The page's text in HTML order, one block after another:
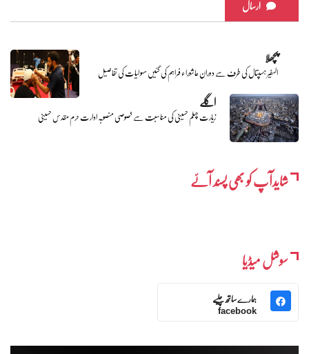
ارسال
پچھلا
السفیر ہسپتال کی طرف سے دوران عاشوراء فراہم کی گئیں سہولیات کی تفاصیل
اگلے
زیارت چہلم حسینی کی مناسبت سے خصوصی منصوبہ ادارت حرم مقدس حسینی
شایدآپ کو بھی پسند آئے
سوشل میڈیا
ہمارے ساتھ چلیے
facebook